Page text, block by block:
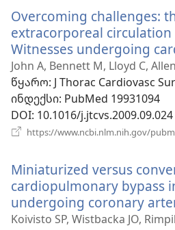
Overcoming challenges:
extracorporeal circulation
Witnesses undergoing
John A, Bennett M, Lloyd C,
წყარო‎: J Thorac Cardiovasc
ინდექსი‎: PubMed 19931094
DOI‎: 10.1016/j.jtcvs.2009.09.024
https://www.ncbi.nlm.nih.gov/
Miniaturized versus
cardiopulmonary bypass
undergoing coronary
Koivisto SP, Wistbacka JO,